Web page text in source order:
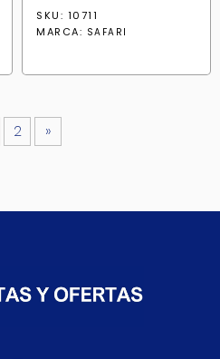
SKU: 10711
MARCA: SAFARI
2 »